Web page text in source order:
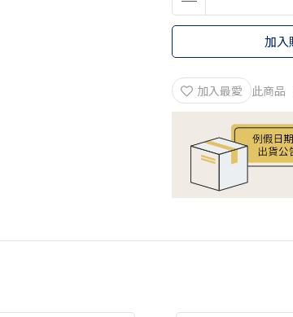
加入
加入最愛 此商品